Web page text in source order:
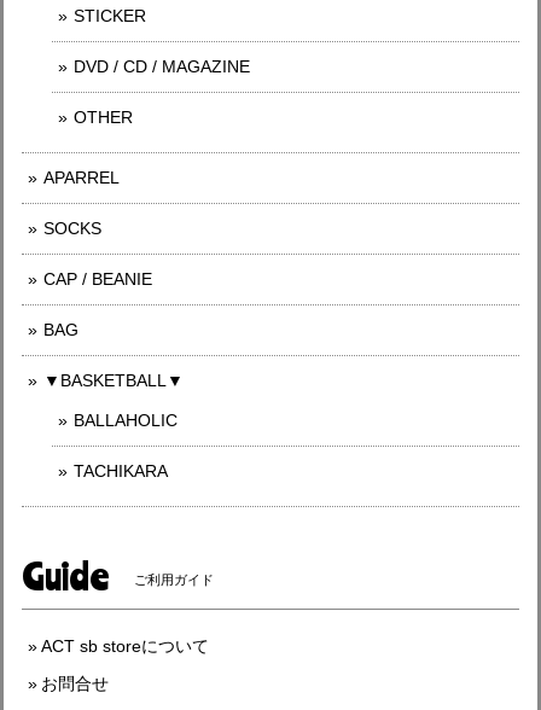
STICKER
DVD / CD / MAGAZINE
OTHER
APARREL
SOCKS
CAP / BEANIE
BAG
▼BASKETBALL▼
BALLAHOLIC
TACHIKARA
Guide ご利用ガイド
ACT sb storeについて
お問合せ